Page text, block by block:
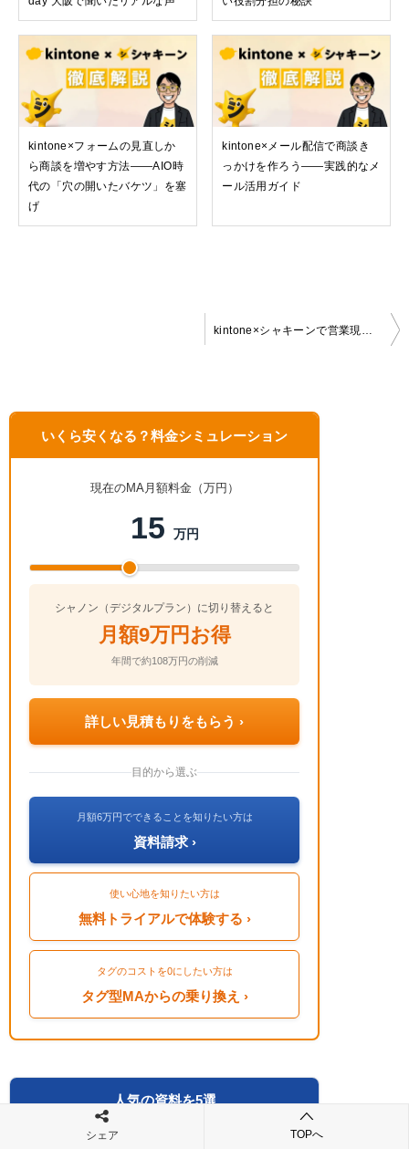
kintone×フォームの見直しか
ら商談を増やす方法——AIO時
代の「穴の開いたバケツ」を塞
げ
kintone×メール配信で商談き
っかけを作ろう——実践的なメ
ール活用ガイド
ゲ
シ
kintone×シャキーンで営業現場はどう変わる？二重管理しない役割分担の秘訣
いくら安くなる？料金シミュレーション
現在のMA月額料金（万円）
15 万円
シャノン（デジタルプラン）に切り替えると
月額9万円お得
年間で約108万円の削減
詳しい見積もりをもらう ›
目的から選ぶ
月額6万円でできることを知りたい方は
資料請求 ›
使い心地を知りたい方は
無料トライアルで体験する ›
タグのコストを0にしたい方は
タグ型MAからの乗り換え ›
人気の資料を5選
シェア TOPへ